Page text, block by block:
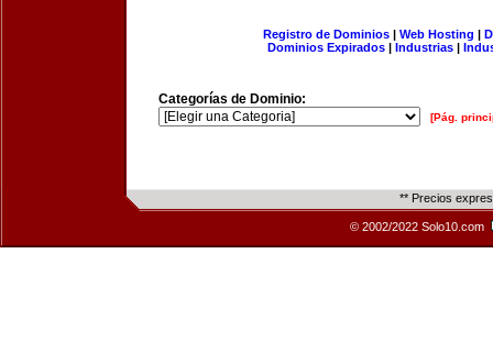
Registro de Dominios| Web Hosting |
Dominios Expirados | Industrias |
Categorías de Dominio:
[Pág.
** Precios
© 2002/2022 Solo10.com